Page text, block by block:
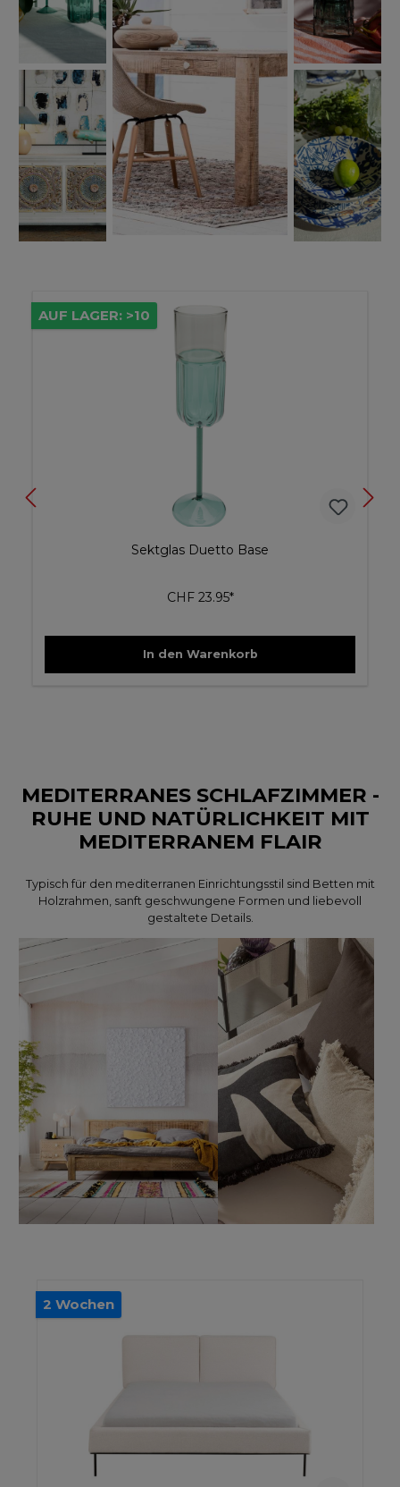
AUF LAGER: >10
Sektglas Duetto Base
CHF 23.95*
In den Warenkorb
MEDITERRANES SCHLAFZIMMER -
RUHE UND NATÜRLICHKEIT MIT
MEDITERRANEM FLAIR
Typisch für den mediterranen Einrichtungsstil sind Betten mit
Holzrahmen, sanft geschwungene Formen und liebevoll
gestaltete Details.
2 Wochen